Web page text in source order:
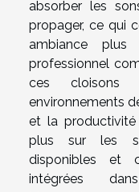
absorber les
propager, ce qui
ambiance
professionnel
ces cloisons
environnements
et la productivité
plus sur les
disponibles et
intégrées